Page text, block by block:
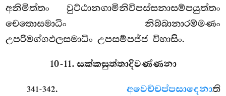
අනිමිත්තං වුට්ඨානගාමිනිවිපස්සනාසම්පයුත්තං
චෙතොසමාධිං නිබ්බානාරම්මණං
උපරිමග්ගඵලසමාධිං උපසම්පජ්ජ විහාසිං.
10-11. සක්කසුත්තාදිවණ්ණනා
341-342. අවෙච්චප්පසාදෙනාති